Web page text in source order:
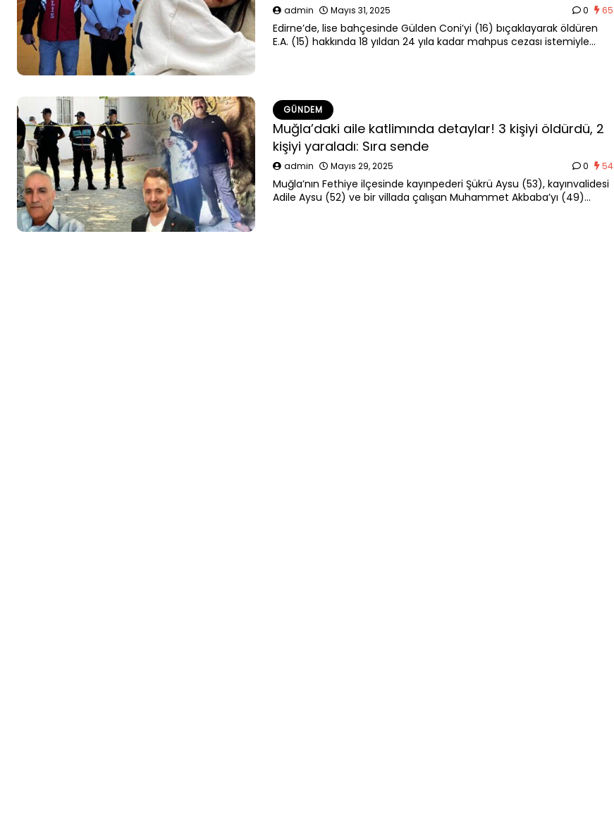
admin Mayıs 31, 2025 0 65
Edirne’de, lise bahçesinde Gülden Coni’yi (16) bıçaklayarak öldüren
E.A. (15) hakkında 18 yıldan 24 yıla kadar mahpus cezası istemiyle
GÜNDEM
Muğla’daki aile katlimında detaylar! 3 kişiyi öldürdü, 2
kişiyi yaraladı: Sıra sende
admin Mayıs 29, 2025 0 54
Muğla’nın Fethiye ilçesinde kayınpederi Şükrü Aysu (53), kayınvalidesi
Adile Aysu (52) ve bir villada çalışan Muhammet Akbaba’yı (49)